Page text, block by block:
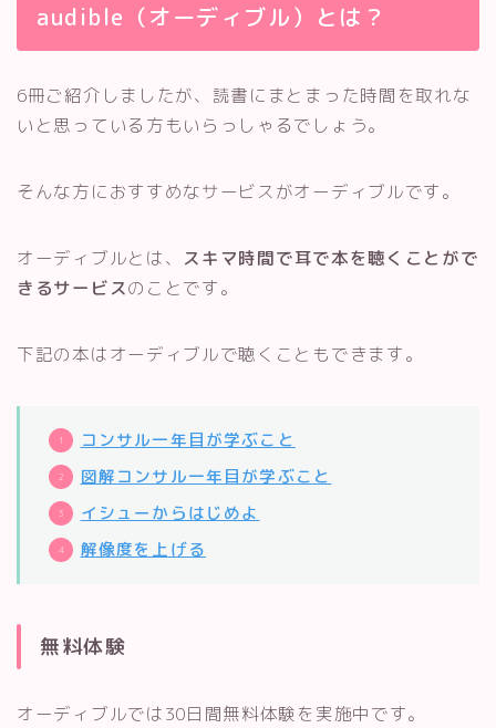
audible（オーディブル）とは？
6冊ご紹介しましたが、読書にまとまった時間を取れな
いと思っている方もいらっしゃるでしょう。
そんな方におすすめなサービスがオーディブルです。
オーディブルとは、 スキマ時間で耳で本を聴くことがで
きるサービスのことです。
下記の本はオーディブルで聴くこともできます。
コンサル一年目が学ぶこと
図解コンサル一年目が学ぶこと
イシューからはじめよ
解像度を上げる
無料体験
オーディブルでは30日間無料体験を実施中です。